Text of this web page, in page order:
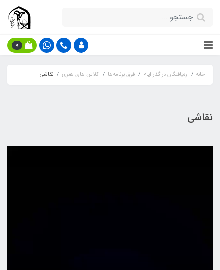
0
خانه ره‌یافتگان در گذر ایام فوق برنامه‌ها کلاس های هنری نقاشی
نقاشی